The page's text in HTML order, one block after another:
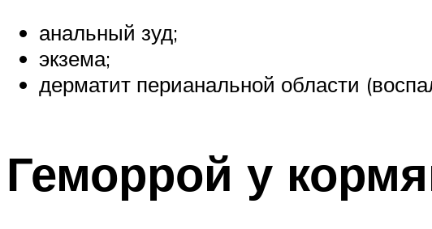
анальный зуд;
экзема;
дерматит перианальной области
Геморрой у